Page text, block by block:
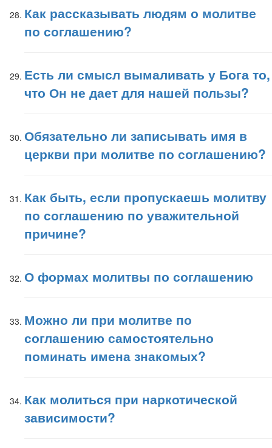
Как рассказывать людям о молитве
по соглашению?
Есть ли смысл вымаливать у Бога то,
что Он не дает для нашей пользы?
Обязательно ли записывать имя в
церкви при молитве по соглашению?
Как быть, если пропускаешь молитву
по соглашению по уважительной
причине?
О формах молитвы по соглашению
Можно ли при молитве по
соглашению самостоятельно
поминать имена знакомых?
Как молиться при наркотической
зависимости?